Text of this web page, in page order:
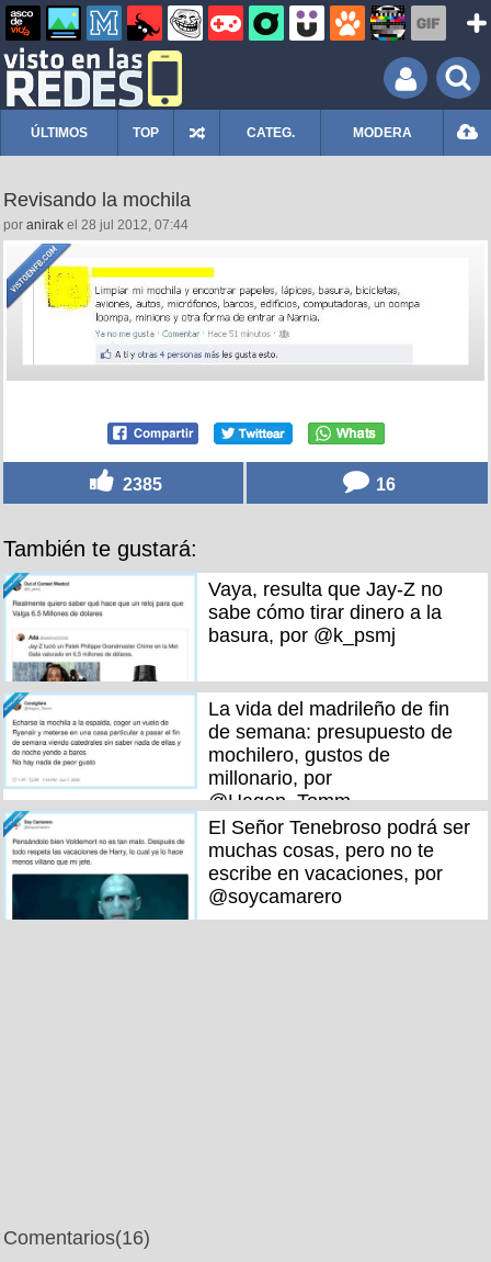
ÚLTIMOS TOP CATEG. MODERA
Revisando la mochila
por anirak el 28 jul 2012, 07:44
2385 16
También te gustará:
Vaya, resulta que Jay-Z no
sabe cómo tirar dinero a la
basura, por @k_psmj
La vida del madrileño de fin
de semana: presupuesto de
mochilero, gustos de
millonario, por
@Hagen_Tomm
El Señor Tenebroso podrá ser
muchas cosas, pero no te
escribe en vacaciones, por
@soycamarero
Comentarios(16)